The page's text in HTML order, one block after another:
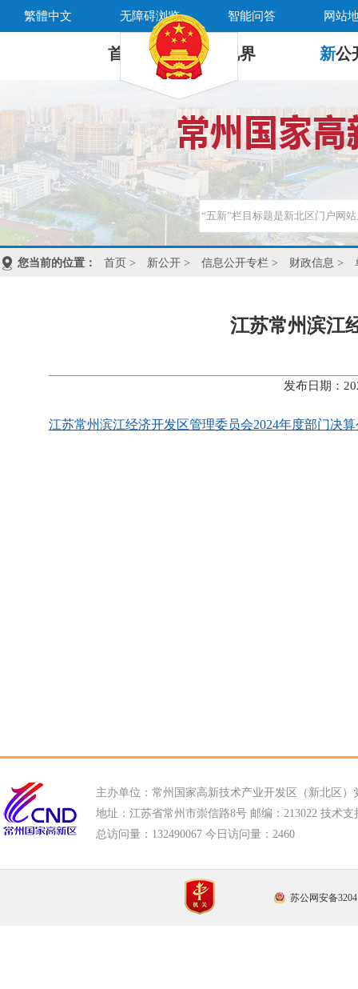
繁體中文 无障碍浏览 智能问答 网站
首 页 新 视界 新公
您当前的位置： 首页 > 新公开 > 信息公开专栏 > 财政信息 >
江苏常州滨江
发布日期：
江苏常州滨江经济开发区管理委员会2024年度部门决算
主办单位：常州国家高新技术产业开发区（新北区）
地址：江苏省常州市崇信路8号 邮编：213022 技术支
总访问量： 132490067 今日访问量： 2460
苏公网安备